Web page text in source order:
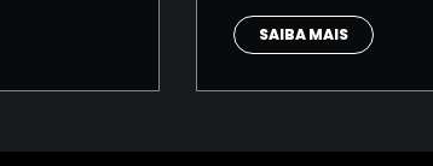
SAIBA MAIS